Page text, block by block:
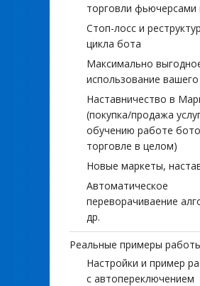
торговли фьючерсами
Стоп-лосс и
цикла бота
Максимально
использование
Наставничество в
(покупка/продажа
обучению работе
торговле в целом)
Новые маркеты,
Автоматическое
переворачиваение
др.
Реальные примеры
Настройки и пример
с автопереключением